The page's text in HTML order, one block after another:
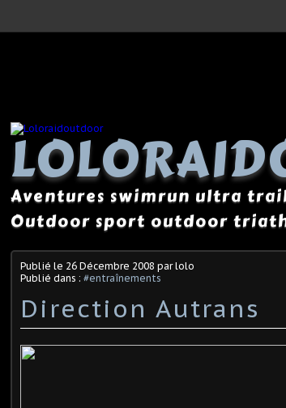
Aventures swimrun ultra
Outdoor sport outdoor
Publié le 26 Décembre 2008 par lolo
Publié dans : #entraînements
Direction Autrans